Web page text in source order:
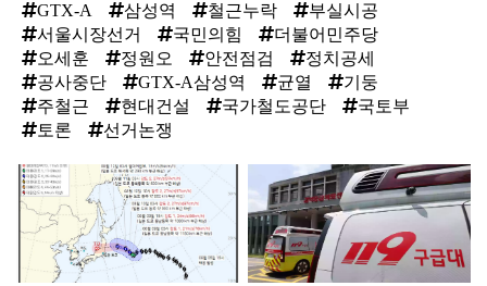
GTX-A 삼성역 철근누락
부실시공
서울시장선거
국민의힘
더불어민주당
오세훈
정원오 안전점검
정치공세
공사중단
GTX-A삼성역 균열
기둥
주철근
현대건설 국가철도공단
국토부
토론
선거논쟁
탑
라
인